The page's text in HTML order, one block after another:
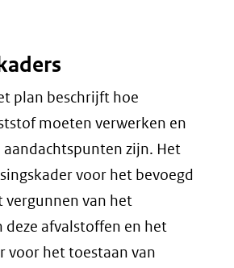
plan beschrijft hoe
moeten verwerken en
zijn. Het
voor het bevoegd
vergunnen van het
deze afvalstoffen en het
voor het toestaan van